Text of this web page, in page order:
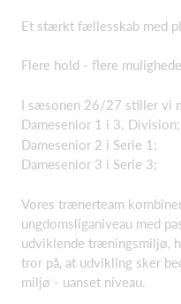
Et stærkt fællesskab med
Flere hold - flere
I sæsonen 26/27 stiller vi
Damesenior 1 i 3. Division;
Damesenior 2 i Serie 1;
Damesenior 3 i Serie 3;
Vores trænerteam
ungdomsliganiveau med
udviklende træningsmiljø,
tror på, at udvikling sker
miljø - uanset niveau.